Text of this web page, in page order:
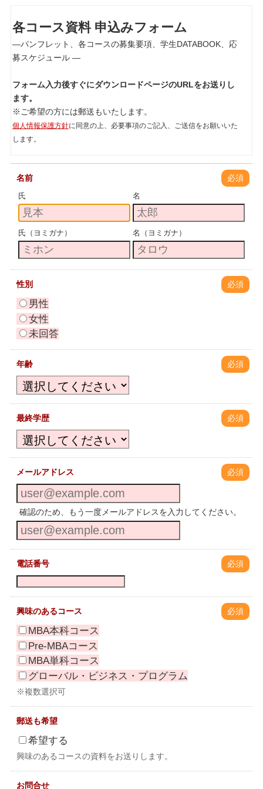
各コース資料 申込みフォーム
―パンフレット、各コースの募集要項、学生DATABOOK、応
募スケジュール ―
フォーム入力後すぐにダウンロードページのURLをお送りし
ます。
※ご希望の方には郵送もいたします。
個人情報保護方針に同意の上、必要事項のご記入、ご送信をお願いいた
します。
名前 必須
氏 名
氏（ヨミガナ） 名（ヨミガナ）
性別 必須
男性
女性
未回答
年齢 必須
最終学歴 必須
メールアドレス 必須
確認のため、もう一度メールアドレスを入力してください。
電話番号 必須
興味のあるコース 必須
MBA本科コース
Pre-MBAコース
MBA単科コース
グローバル・ビジネス・プログラム
※複数選択可
郵送も希望
希望する
興味のあるコースの資料をお送りします。
お問合せ